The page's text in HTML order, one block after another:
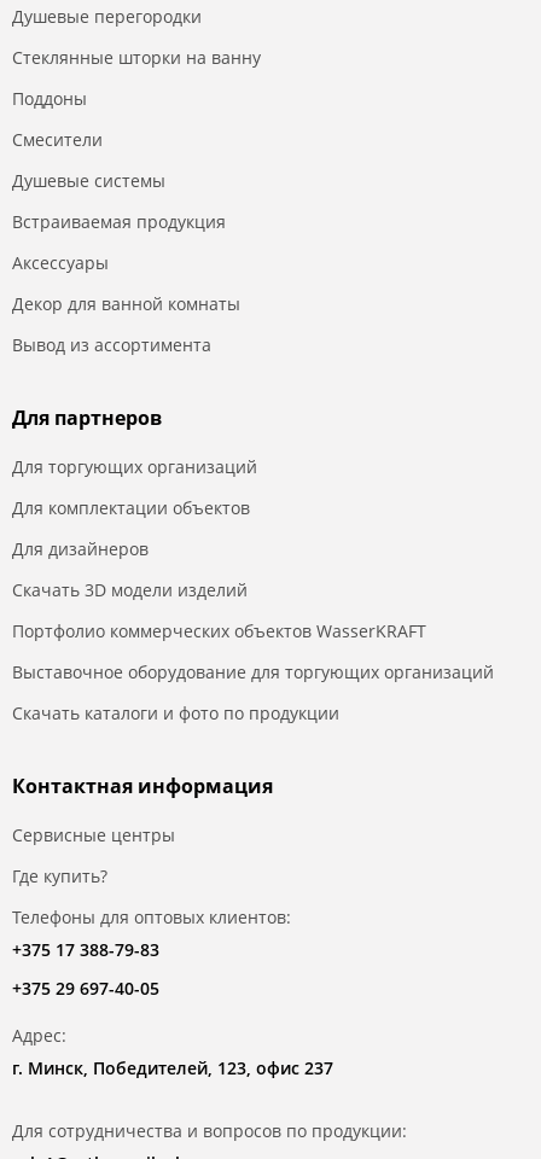
Душевые перегородки
Стеклянные шторки на ванну
Поддоны
Смесители
Душевые системы
Встраиваемая продукция
Аксессуары
Декор для ванной комнаты
Вывод из ассортимента
Для партнеров
Для торгующих организаций
Для комплектации объектов
Для дизайнеров
Скачать 3D модели изделий
Портфолио коммерческих объектов WasserKRAFT
Выставочное оборудование для торгующих организаций
Скачать каталоги и фото по продукции
Контактная информация
Сервисные центры
Где купить?
Телефоны для оптовых клиентов:
+375 17 388-79-83
+375 29 697-40-05
Адрес:
г. Минск, Победителей, 123, офис 237
Для сотрудничества и вопросов по продукции: